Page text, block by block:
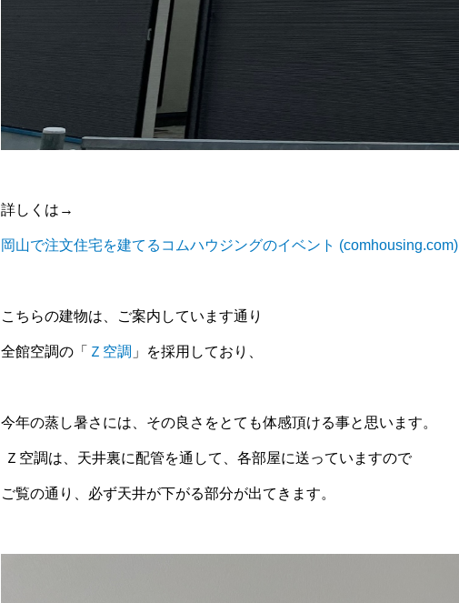
詳しくは→
岡山で注文住宅を建てるコムハウジングのイベント (comhousing.com)
こちらの建物は、ご案内しています通り
全館空調の「 Ｚ空調 」を採用しており、
今年の蒸し暑さには、その良さをとても体感頂ける事と思います。
Ｚ空調は、天井裏に配管を通して、各部屋に送っていますので
ご覧の通り、必ず天井が下がる部分が出てきます。